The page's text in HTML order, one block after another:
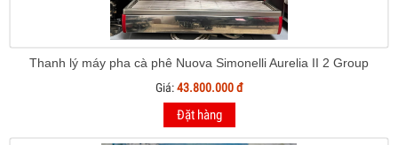
Thanh lý máy pha cà phê Nuova Simonelli Aurelia II 2 Group
Giá:43.800.000 đ
Đặt hàng